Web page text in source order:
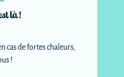
là !
cas de fortes chaleurs,
!